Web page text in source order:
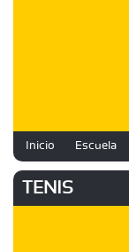
Inicio Escuela
TENIS